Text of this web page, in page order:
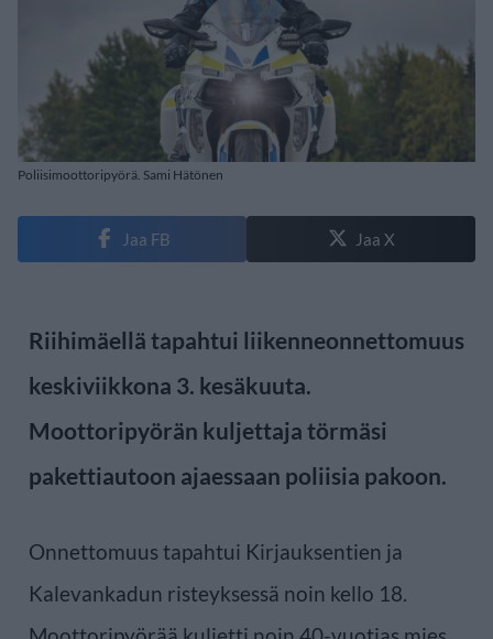
Poliisimoottoripyörä. Sami Hätönen
Jaa FB Jaa X
Riihimäellä tapahtui liikenneonnettomuus
keskiviikkona 3. kesäkuuta.
Moottoripyörän kuljettaja törmäsi
pakettiautoon ajaessaan poliisia pakoon.
Onnettomuus tapahtui Kirjauksentien ja
Kalevankadun risteyksessä noin kello 18.